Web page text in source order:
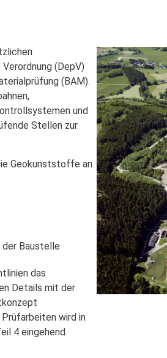
(DepV)
(BAM).
und
Stellen zur
Geokunststoffe an
der Baustelle
das
Details mit der
wird in
4 eingehend